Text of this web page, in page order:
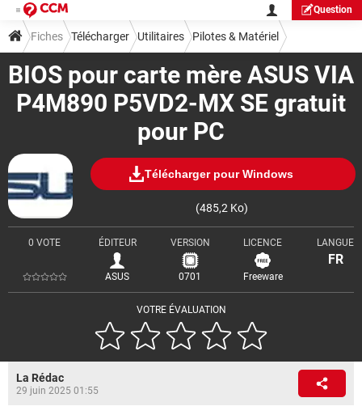
Question
BIOS pour carte mère ASUS VIA
P4M890 P5VD2-MX SE gratuit
pour PC
Télécharger pour Windows
(485,2 Ko)
VOTRE ÉVALUATION
0 VOTE ÉDITEUR
ASUS
VERSION
0701
LICENCE
Freeware
LANGUE
FR
Fiches Télécharger Utilitaires Pilotes & Matériel
La Rédac
29 juin 2025 01:55